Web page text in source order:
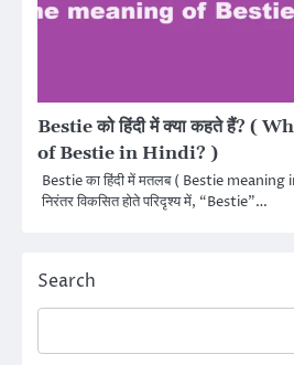
Bestie को हिंदी में क्या कहते हैं? (
of Bestie in Hindi? )
Bestie का हिंदी में मतलब ( Bestie
निरंतर विकसित होते परिदृश्य में, “Bestie”…
Search